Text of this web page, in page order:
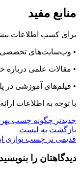
منابع مفید
برای کسب اطلاعات
• وب‌سایت‌های تخصصی
• مقالات علمی درباره
• فیلم‌های آموزشی در
با توجه به اطلاعات
جدیدتر چگونه چسب پهن
بازگشت به لیست
قدیمی تر چسب نواری
دیدگاهتان را بنویسید